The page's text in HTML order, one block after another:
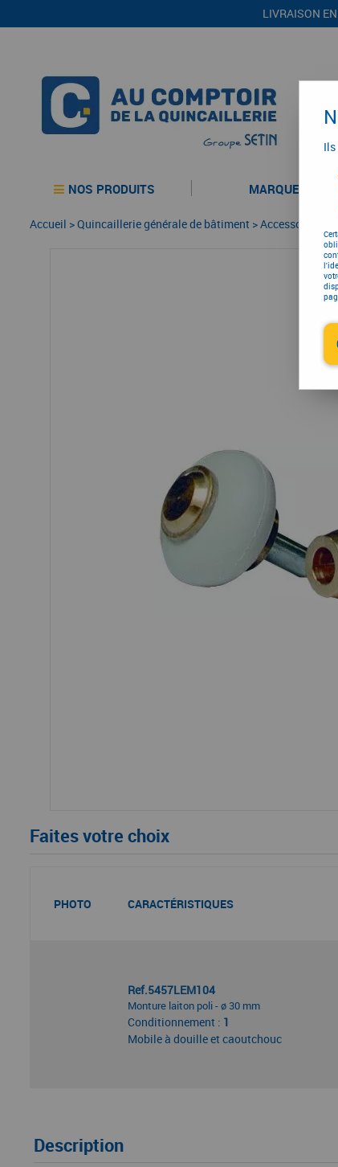
LIVRAISON
NOS PRODUITS MARQUES
Accueil >Quincaillerie générale de bâtiment >Accessoires
Faites votre choix
PHOTO CARACTÉRISTIQUES
Ref.5457LEM104
Monture laiton poli - ø 30 mm
Conditionnement : 1
Mobile à douille et caoutchouc
Description